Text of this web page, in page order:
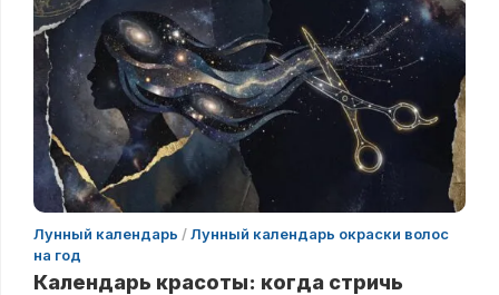
Лунный календарь /Лунный календарь окраски волос
на год
Календарь красоты: когда стричь